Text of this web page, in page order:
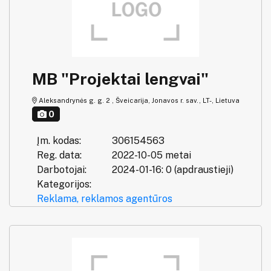
MB "Projektai lengvai"
Aleksandrynės g. g. 2 , Šveicarija, Jonavos r. sav., LT-, Lietuva
0
Įm. kodas:
306154563
Reg. data:
2022-10-05 metai
Darbotojai:
2024-01-16: 0 (apdraustieji)
Kategorijos:
Reklama, reklamos agentūros